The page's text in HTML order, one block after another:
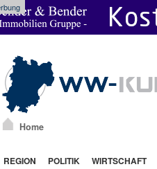
Home
REGION POLITIK WIRTSCHAFT